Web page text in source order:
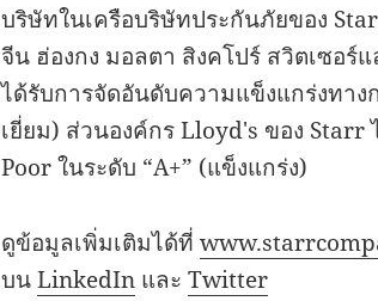
บริษัทในเครือบริษัทประกันภัยของ
จีน ฮ่องกง มอลตา สิงคโปร์ สวิตเซอ
ได้รับการจัดอันดับความแข็งแกร่งทาง
เยี่ยม) ส่วนองค์กร Lloyd's ของ
Poor ในระดับ “A+” (แข็งแกร่ง)
ดูข้อมูลเพิ่มเติมได้ที่
บนLinkedIn และTwitter